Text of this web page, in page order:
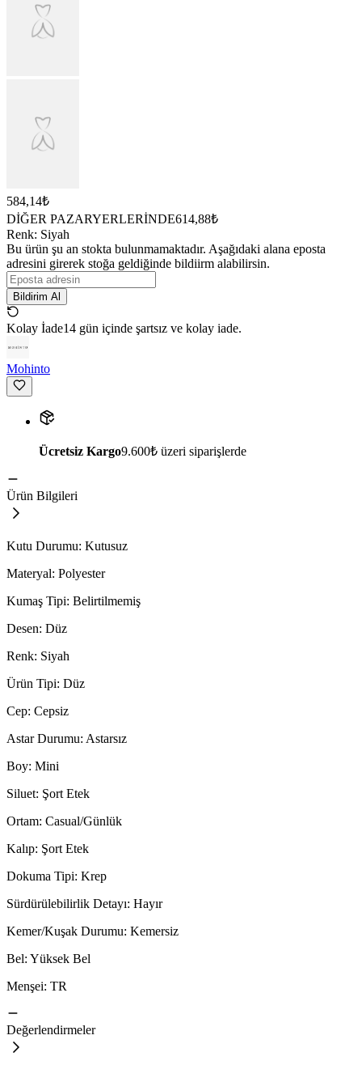
584,14₺
DİĞER PAZARYERLERİNDE614,88₺
Renk: Siyah
Bu ürün şu an stokta bulunmamaktadır. Aşağıdaki alana eposta
adresini girerek stoğa geldiğinde bildiirm alabilirsin.
Bildirim Al
Kolay İade14 gün içinde şartsız ve kolay iade.
Mohinto
Ücretsiz Kargo9.600₺ üzeri siparişlerde
Ürün Bilgileri
Kutu Durumu: Kutusuz
Materyal: Polyester
Kumaş Tipi: Belirtilmemiş
Desen: Düz
Renk: Siyah
Ürün Tipi: Düz
Cep: Cepsiz
Astar Durumu: Astarsız
Boy: Mini
Siluet: Şort Etek
Ortam: Casual/Günlük
Kalıp: Şort Etek
Dokuma Tipi: Krep
Sürdürülebilirlik Detayı: Hayır
Kemer/Kuşak Durumu: Kemersiz
Bel: Yüksek Bel
Menşei: TR
Değerlendirmeler